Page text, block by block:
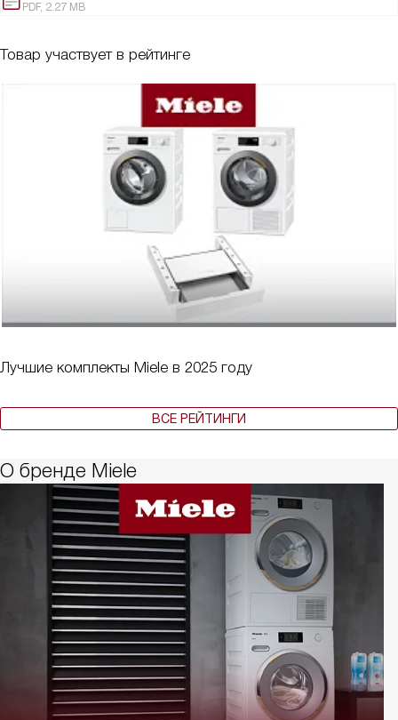
PDF, 2.27 MB
Товар участвует в рейтинге
Лучшие комплекты Miele в 2025 году
ВСЕ РЕЙТИНГИ
О бренде Miele